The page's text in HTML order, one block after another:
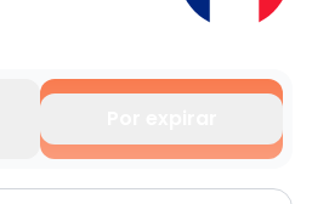
por un tiempo limitado.